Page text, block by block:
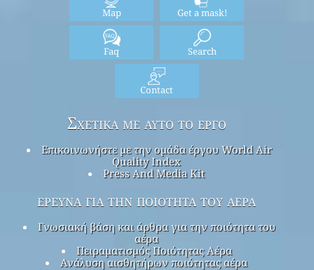
Map Get a mask!
Faq Search
Contact
Σχετικά με αυτό το έργο
Επικοινωνήστε με την ομάδα έργου World Air
Quality Index
Press And Media Kit
έρευνα για την ποιότητα του αέρα
Γνωσιακή βάση και άρθρα για την ποιότητα του
αέρα
Πειραματισμός Ποιότητας Αέρα
Ανάλυση αισθητήρων ποιότητας αέρα